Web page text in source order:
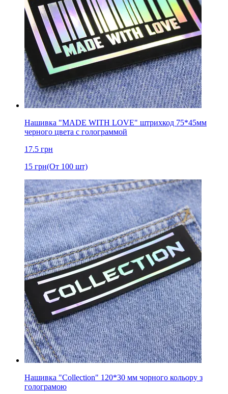
Нашивка "MADE WITH LOVE" штрихкод 75*45мм
черного цвета с голограммой
17.5 грн
15 грн(От 100 шт)
Нашивка "Collection" 120*30 мм чорного кольору з
голограмою